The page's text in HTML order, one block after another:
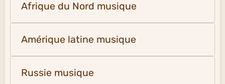
Afrique du Nord musique
Amérique latine musique
Russie musique